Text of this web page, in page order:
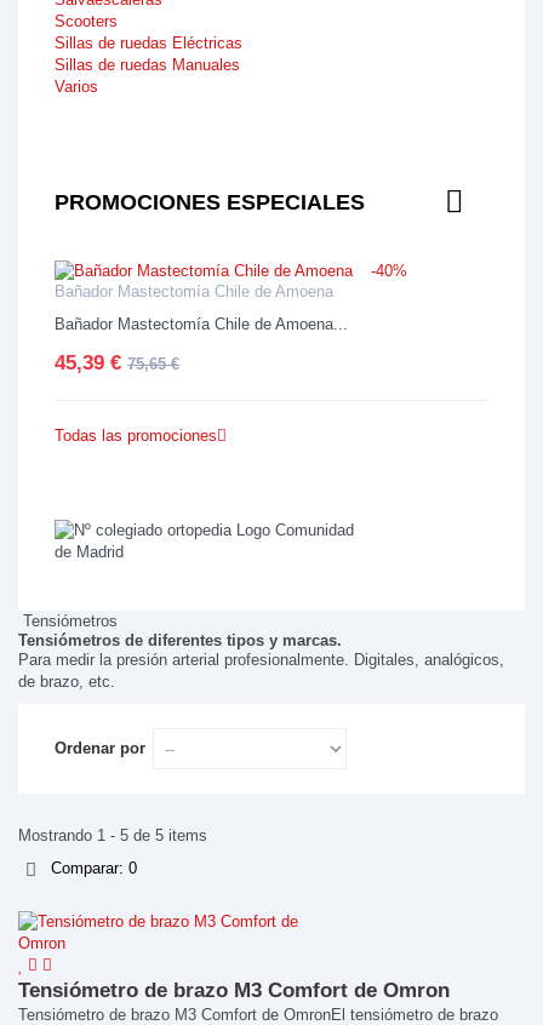
Scooters
Sillas de ruedas Eléctricas
Sillas de ruedas Manuales
Varios
PROMOCIONES ESPECIALES
-40%
Bañador Mastectomía Chile de Amoena
Bañador Mastectomía Chile de Amoena...
45,39 € 75,65 €
Todas las promociones
Tensiómetros
Tensiómetros de diferentes tipos y marcas.
Para medir la presión arterial profesionalmente. Digitales, analógicos,
de brazo, etc.
Ordenar por
Mostrando 1 - 5 de 5 items
Comparar: 0
Tensiómetro de brazo M3 Comfort de Omron
Tensiómetro de brazo M3 Comfort de OmronEl tensiómetro de brazo